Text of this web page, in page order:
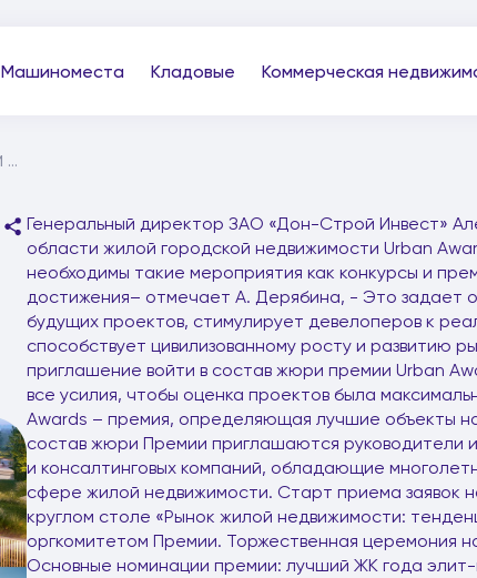
Машиноместа Кладовые Коммерческая
А.В.ДЕРЯБИНА ВОШЛА В ЖЮРИ ПРЕМИИ URBAN AWARDS 2011
Генеральный директор ЗАО «Дон-Строй Инвест»
области жилой городской недвижимости Urban
необходимы такие мероприятия как конкурсы и
достижения– отмечает А. Дерябина, - Это задает
будущих проектов, стимулирует девелоперов к
способствует цивилизованному росту и развитию
приглашение войти в состав жюри премии Urban
все усилия, чтобы оценка проектов была
Awards – премия, определяющая лучшие объекты
состав жюри Премии приглашаются руководители
и консалтинговых компаний, обладающие
сфере жилой недвижимости. Старт приема заявок
круглом столе «Рынок жилой недвижимости:
оргкомитетом Премии. Торжественная церемония
Основные номинации премии: лучший ЖК года